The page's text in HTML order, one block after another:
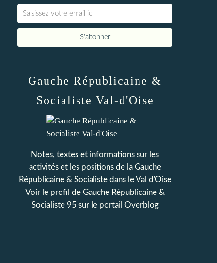
Gauche Républicaine &
Socialiste Val-d'Oise
Notes, textes et informations sur les
activités et les positions de la Gauche
Républicaine & Socialiste dans le Val d'Oise
Voir le profil de Gauche Républicaine &
Socialiste 95 sur le portail Overblog